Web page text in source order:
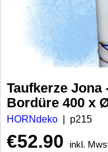
Taufkerze
Bordüre 400 x
HORNdeko p215
€52.90
inkl.